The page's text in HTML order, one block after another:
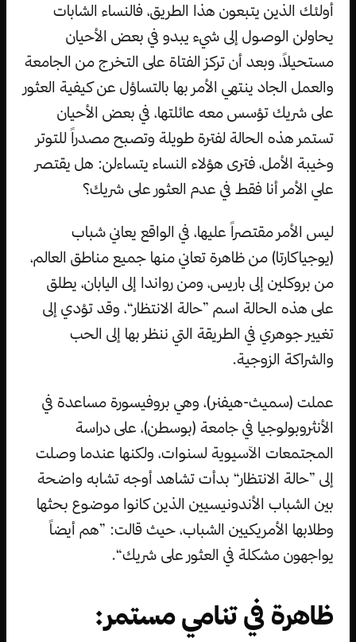
أولئك الذين يتبعون هذا الطريق، فالنساء الشابات
يحاولن الوصول إلى شيء يبدو في بعض الأحيان
مستحيلاً، وبعد أن تركز الفتاة على التخرج من الجامعة
والعمل الجاد ينتهي الأمر بها بالتساؤل عن كيفية العثور
على شريك تؤسس معه عائلتها، في بعض الأحيان
تستمر هذه الحالة لفترة طويلة وتصبح مصدراً للتوتر
وخيبة الأمل، فترى هؤلاء النساء يتساءلن: هل يقتصر
علي الأمر أنا فقط في عدم العثور على شريك؟
ليس الأمر مقتصراً عليها، في الواقع يعاني شباب
(يوجياكارتا) من ظاهرة تعاني منها جميع مناطق العالم،
من بروكلين إلى باريس، ومن رواندا إلى اليابان، يطلق
على هذه الحالة اسم ”حالة الانتظار“، وقد تؤدي إلى
تغيير جوهري في الطريقة التي ننظر بها إلى الحب
والشراكة الزوجية.
عملت (سميث-هيفنر)، وهي بروفيسورة مساعدة في
الأنثروبولوجيا في جامعة (بوسطن)، على دراسة
المجتمعات الآسيوية لسنوات، ولكنها عندما وصلت
إلى ”حالة الانتظار“ بدأت تشاهد أوجه تشابه واضحة
بين الشباب الأندونيسيين الذين كانوا موضوع بحثها
وطلابها الأمريكيين الشباب، حيث قالت: ”هم أيضاً
يواجهون مشكلة في العثور على شريك“.
ظاهرة في تنامي مستمر: